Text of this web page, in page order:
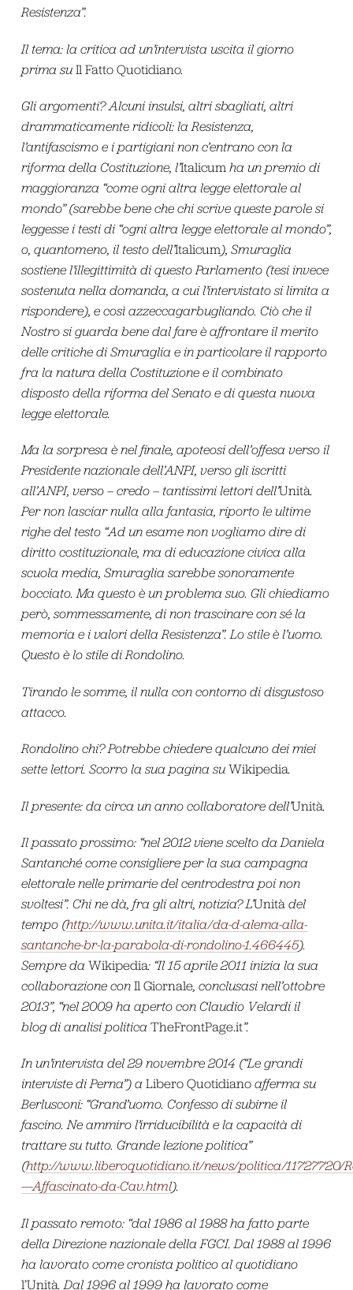
Resistenza”.
Il tema: la critica ad un’intervista uscita il giorno
prima su Il Fatto Quotidiano.
Gli argomenti? Alcuni insulsi, altri sbagliati, altri
drammaticamente ridicoli: la Resistenza,
l’antifascismo e i partigiani non c’entrano con la
riforma della Costituzione, l’Italicum ha un premio di
maggioranza “come ogni altra legge elettorale al
mondo” (sarebbe bene che chi scrive queste parole si
leggesse i testi di “ogni altra legge elettorale al mondo”,
o, quantomeno, il testo dell’Italicum), Smuraglia
sostiene l’illegittimità di questo Parlamento (tesi invece
sostenuta nella domanda, a cui l’intervistato si limita a
rispondere), e così azzeccagarbugliando. Ciò che il
Nostro si guarda bene dal fare è affrontare il merito
delle critiche di Smuraglia e in particolare il rapporto
fra la natura della Costituzione e il combinato
disposto della riforma del Senato e di questa nuova
legge elettorale.
Ma la sorpresa è nel finale, apoteosi dell’offesa verso il
Presidente nazionale dell’ANPI, verso gli iscritti
all’ANPI, verso – credo – tantissimi lettori dell’Unità.
Per non lasciar nulla alla fantasia, riporto le ultime
righe del testo “Ad un esame non vogliamo dire di
diritto costituzionale, ma di educazione civica alla
scuola media, Smuraglia sarebbe sonoramente
bocciato. Ma questo è un problema suo. Gli chiediamo
però, sommessamente, di non trascinare con sé la
memoria e i valori della Resistenza”. Lo stile è l’uomo.
Questo è lo stile di Rondolino.
Tirando le somme, il nulla con contorno di disgustoso
attacco.
Rondolino chi? Potrebbe chiedere qualcuno dei miei
sette lettori. Scorro la sua pagina su Wikipedia.
Il presente: da circa un anno collaboratore dell’Unità
Il passato prossimo: “nel 2012viene scelto da Daniela
Santanchécome consigliere per la sua campagna
elettorale nelle primarie del centrodestra poi non
svoltesi”. Chi ne dà, fra gli altri, notizia? L’Unità del
tempo (http://www.unita.it/italia/da-d-alema-alla-
santanche-br-la-parabola-di-rondolino-1.466445).
Sempre da Wikipedia: “Il 15 aprile 2011 inizia la sua
collaborazione con Il Giornale, conclusasi nell’ottobre
2013”, “nel 2009ha aperto con Claudio Velardiil
blogdi analisi politica TheFrontPage.it”.
In un’intervista del 29 novembre 2014 (“Le grandi
interviste di Perna”) a Libero Quotidiano afferma su
Berlusconi: “Grand’uomo. Confesso di subirne il
fascino. Ne ammiro l’irriducibilità e la capacità di
trattare su tutto. Grande lezione politica”
(http://www.liberoquotidiano.it/news/politica/11727720/
—Affascinato-da-Cav.html).
Il passato remoto: “dal 1986al 1988 ha fatto parte
della Direzione nazionale della FGCI. Dal 1988al 1996
ha lavorato come cronista politico al quotidiano
l’Unità . Dal 1996al 1999 ha lavorato come